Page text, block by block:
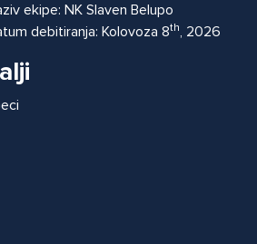
ekipe: NK Slaven Belupo
debitiranja: Kolovoza 8th, 2026